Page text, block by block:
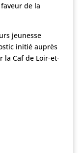
de la
jeunesse
initié auprès
la Caf de Loir-et-